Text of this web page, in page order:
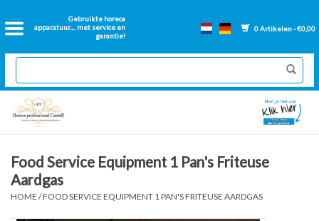
Gebruikte horeca
apparatuur.... met service en
garantie!
0 Artikelen - €0,00
Home
2dehands Horeca
Nieuwe apparatuur
GN Bakken
Food Service Equipment 1 Pan's Friteuse
Aardgas
HOME /FOOD SERVICE EQUIPMENT 1 PAN'S FRITEUSE AARDGAS